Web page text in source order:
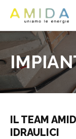
IL TEAM
IDRAULICI